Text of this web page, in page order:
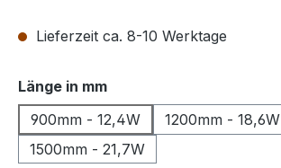
Lieferzeit ca. 8-10 Werktage
Länge in mmauswählen
900mm - 12,4W
1200mm - 18,6W
1500mm - 21,7W